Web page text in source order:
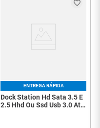
ENTREGA RÁPIDA
Dock Station Hd Sata 3.5 E
2.5 Hhd Ou Ssd Usb 3.0 Até